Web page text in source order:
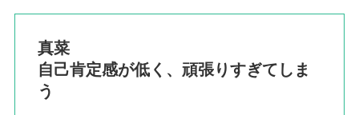
真菜
自己肯定感が低く、頑張りすぎてしま
う